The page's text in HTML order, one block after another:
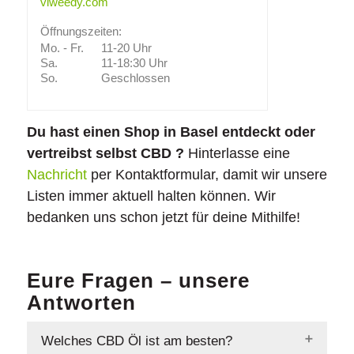
Öffnungszeiten:
Mo. - Fr.
11-20 Uhr
Sa.
11-18:30 Uhr
So.
Geschlossen
Du hast einen Shop in Basel entdeckt oder
vertreibst selbst CBD ? Hinterlasse eine
Nachrichtper Kontaktformular, damit wir unsere
Listen immer aktuell halten können. Wir
bedanken uns schon jetzt für deine Mithilfe!
Eure Fragen – unsere
Antworten
Welches CBD Öl ist am besten?